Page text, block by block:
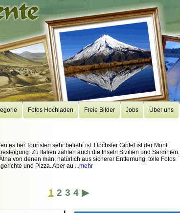
Fotos Hochladen Freie Bilder Jobs Über uns
es bei Touristen sehr beliebt ist. Höchster Gipfel ist der Mont
Zu Italien zählen auch die Inseln Sizilien und Sardinien.
von denen man, natürlich aus sicherer Entfernung, tolle Fotos
und Pizza. Aber au ...mehr
1 2 3 4 ▶